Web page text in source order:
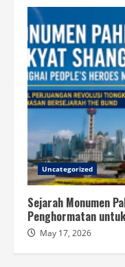
Uncategorized
Sejarah Monumen
Penghormatan
May 17, 2026